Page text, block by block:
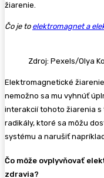
žiarenie.
Čo je to elektromagnet a
Zdroj: Pexels/Olya
Elektromagnetické
nemožno sa mu vyhnúť
interakcií tohoto žiarenia
radikály, ktoré sa môžu
systému a narušiť
Čo môže ovplyvňovať
zdravia?